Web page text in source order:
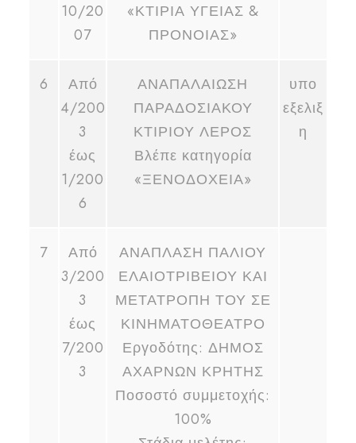
10/20
07
«ΚΤΙΡΙΑ ΥΓΕΙΑΣ &
ΠΡΟΝΟΙΑΣ»
6
Από
4/200
3
έως
1/200
6
ΑΝΑΠΑΛΑΙΩΣΗ
ΠΑΡΑΔΟΣΙΑΚΟΥ
ΚΤΙΡΙΟΥ ΛΕΡΟΣ
Βλέπε κατηγορία
«ΞΕΝΟΔΟΧΕΙΑ»
υπο
εξελιξ
η
7
Από
3/200
3
έως
7/200
3
ΑΝΑΠΛΑΣΗ ΠΑΛΙΟΥ
ΕΛΑΙΟΤΡΙΒΕΙΟΥ ΚΑΙ
ΜΕΤΑΤΡΟΠΗ ΤΟΥ ΣΕ
ΚΙΝΗΜΑΤΟΘΕΑΤΡΟ
Εργοδότης: ΔΗΜΟΣ
ΑΧΑΡΝΩΝ ΚΡΗΤΗΣ
Ποσοστό συμμετοχής:
100%